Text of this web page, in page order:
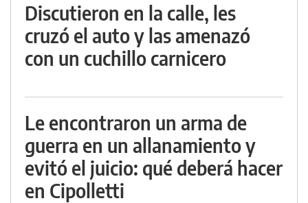
Discutieron en la calle, les
cruzó el auto y las amenazó
con un cuchillo carnicero
Le encontraron un arma de
guerra en un allanamiento y
evitó el juicio: qué deberá hacer
en Cipolletti